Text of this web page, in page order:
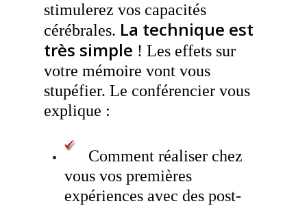
stimulerez vos capacités
cérébrales. La technique est
très simple ! Les effets sur
votre mémoire vont vous
stupéfier.Le conférencier vous
explique :
Comment réaliser chez
vous vos premières
expériences avec des post-